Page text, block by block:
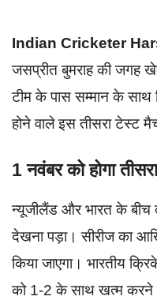
Indian Cricketer
जसप्रीत बुमराह की जगह
टीम के पास सम्मान के
होने वाले इस तीसरा टेस्ट
1 नवंबर को होगा
न्यूजीलैंड और भारत के बीच
देखना पड़ा। सीरीज का
किया जाएगा। भारतीय
को 1-2 के साथ खत्म करने